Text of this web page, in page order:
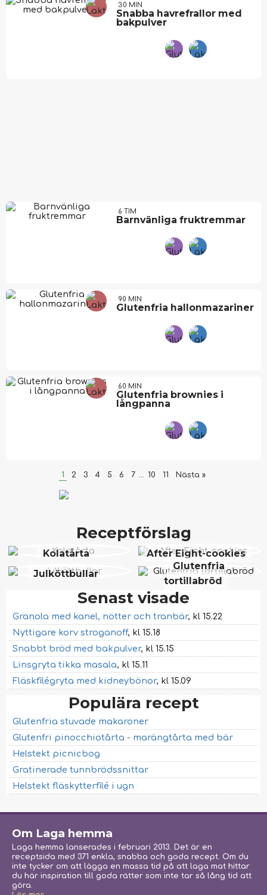
30 MIN
Snabba havrefrallor med
bakpulver
6 TIM
Barnvänliga fruktremmar
90 MIN
Glutenfria hallonmazariner
60 MIN
Glutenfria brownies i
långpanna
1 2 3 4 5 6 7 ... 10 11 Nästa »
Receptförslag
Kolatårta
After Eight-cookies
Julköttbullar
Glutenfria
tortillabröd
Senast visade
Granola med kanel, nötter och tranbär, kl 15.22
Nyttigare korv stroganoff, kl 15.18
Snabbt bröd med bakpulver, kl 15.15
Linsgryta tikka masala, kl 15.11
Fläskfilégryta med kidneybönor, kl 15.09
Populära recept
Glutenfria stuvade makaroner
Glutenfri pinocchiotårta - marängtårta med bär
Helstekt picnicbog
Gratinerade tunnbrödssnittar
Helstekt fläskytterfilé i ugn
Om Laga hemma
Laga hemma lanserades i februari 2013. Det är en
receptsida med 371 enkla, snabba och goda recept. Om du
inte tycker om att lägga en massa tid på att laga mat hittar
du här inspiration till goda rätter som inte tar så lång tid att
göra.